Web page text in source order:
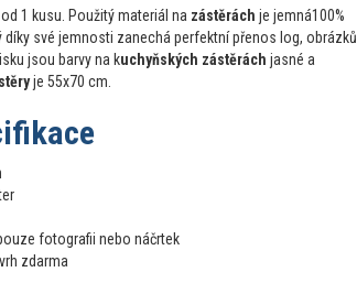
1 kusu. Použitý materiál na zástěrách je jemná100%
díky své jemnosti zanechá perfektní přenos log, obrázků
jsou barvy na kuchyňských zástěrách jasné a
je 55x70 cm.
fotografii nebo náčrtek
zdarma